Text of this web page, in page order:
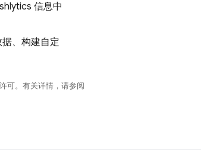
信息中
、构建自定
可。有关详情，请参阅